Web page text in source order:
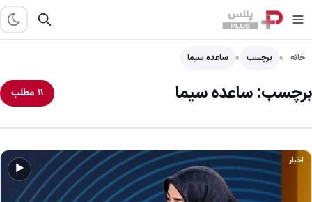
خانه برچسب ساعده سیما
برچسب:ساعده سیما ۱۱ مطلب
▶
اخبار